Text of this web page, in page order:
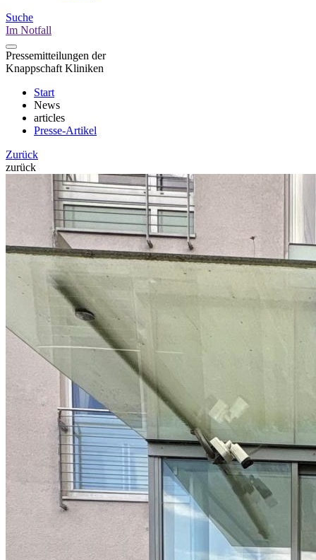
Suche
Im Notfall
Pressemitteilungen der
Knappschaft Kliniken
Start
News
articles
Presse-Artikel
Zurück
zurück